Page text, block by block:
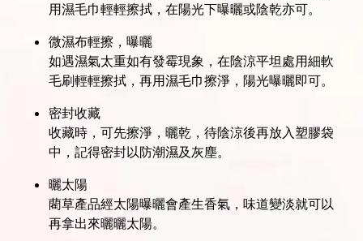
用濕毛巾輕輕擦拭，在陽光下曝曬或陰乾亦可。
微濕布輕擦，曝曬
如遇濕氣太重如有發霉現象，在陰涼平坦處用細軟
毛刷輕輕擦拭，再用濕毛巾擦淨，陽光曝曬即可。
密封收藏
收藏時，可先擦淨，曬乾，待陰涼後再放入塑膠袋
中，記得密封以防潮濕及灰塵。
曬太陽
藺草產品經太陽曝曬會產生香氣，味道變淡就可以
再拿出來曬曬太陽。